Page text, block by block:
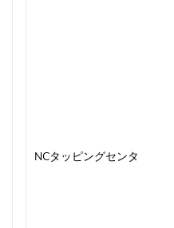
NCタッピングセンタ